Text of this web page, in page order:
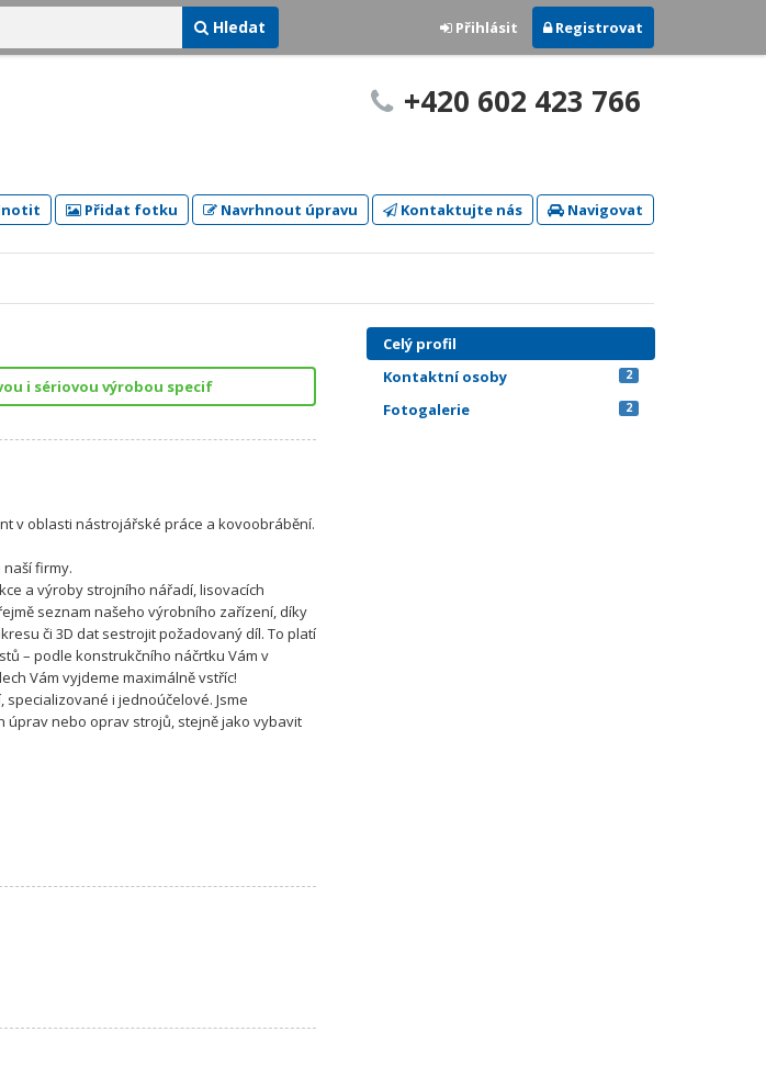
Hledat Přihlásit Registrovat
+420 602 423 766
Přidat fotku Navrhnout úpravu Kontaktujte nás Navigovat
i sériovou výrobou specif
v oblasti nástrojářské práce a kovoobrábění.
firmy.
a výroby strojního nářadí, lisovacích
seznam našeho výrobního zařízení, díky
či 3D dat sestrojit požadovaný díl. To platí
– podle konstrukčního náčrtku Vám v
Vám vyjdeme maximálně vstříc!
i jednoúčelové. Jsme
nebo oprav strojů, stejně jako vybavit
Celý profil
Kontaktní osoby
2
Fotogalerie 2